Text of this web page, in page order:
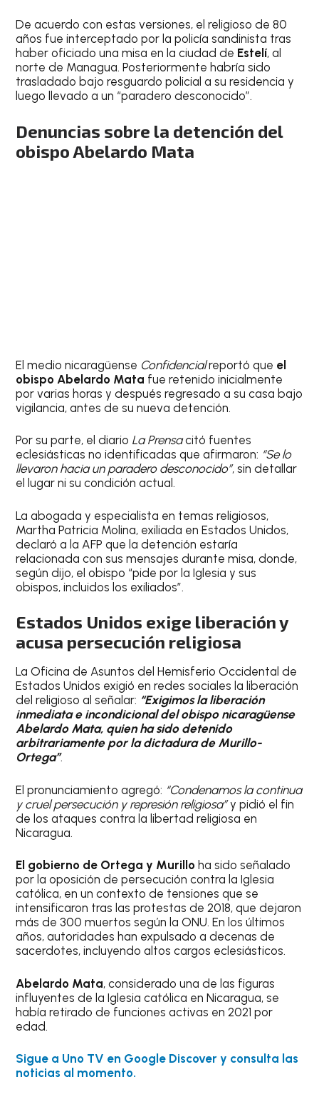
De acuerdo con estas versiones, el religioso de 80
años fue interceptado por la policía sandinista tras
haber oficiado una misa en la ciudad de Estelí, al
norte de Managua. Posteriormente habría sido
trasladado bajo resguardo policial a su residencia y
luego llevado a un “paradero desconocido”.
Denuncias sobre la detención del
obispo Abelardo Mata
El medio nicaragüense Confidencialreportó que el
obispo Abelardo Mata fue retenido inicialmente
por varias horas y después regresado a su casa bajo
vigilancia, antes de su nueva detención.
Por su parte, el diario La Prensacitó fuentes
eclesiásticas no identificadas que afirmaron: “Se lo
llevaron hacia un paradero desconocido”, sin detallar
el lugar ni su condición actual.
La abogada y especialista en temas religiosos,
Martha Patricia Molina, exiliada en Estados Unidos,
declaró a la AFP que la detención estaría
relacionada con sus mensajes durante misa, donde,
según dijo, el obispo “pide por la Iglesia y sus
obispos, incluidos los exiliados”.
Estados Unidos exige liberación y
acusa persecución religiosa
La Oficina de Asuntos del Hemisferio Occidental de
Estados Unidos exigió en redes sociales la liberación
del religioso al señalar: “Exigimos la liberación
inmediata e incondicional del obispo nicaragüense
Abelardo Mata, quien ha sido detenido
arbitrariamente por la dictadura de Murillo-
Ortega”.
El pronunciamiento agregó: “Condenamos la continua
y cruel persecución y represión religiosa”y pidió el fin
de los ataques contra la libertad religiosa en
Nicaragua.
El gobierno de Ortega y Murillo ha sido señalado
por la oposición de persecución contra la Iglesia
católica, en un contexto de tensiones que se
intensificaron tras las protestas de 2018, que dejaron
más de 300 muertos según la ONU. En los últimos
años, autoridades han expulsado a decenas de
sacerdotes, incluyendo altos cargos eclesiásticos.
Abelardo Mata, considerado una de las figuras
influyentes de la Iglesia católica en Nicaragua, se
había retirado de funciones activas en 2021 por
edad.
Sigue a Uno TV en Google Discover y consulta las
noticias al momento.